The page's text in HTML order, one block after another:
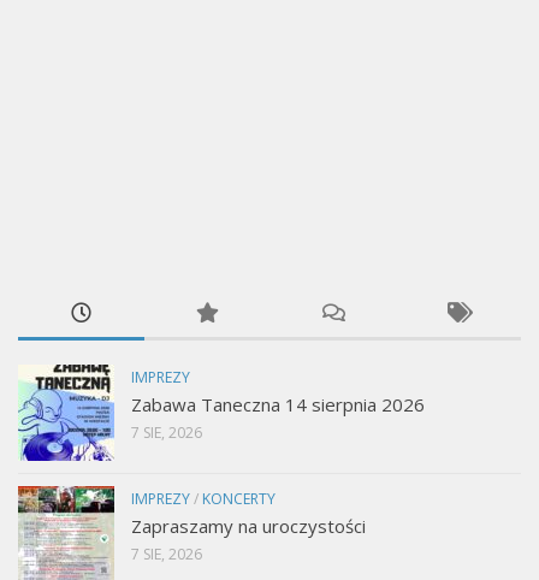
IMPREZY
Zabawa Taneczna 14 sierpnia 2026
7 SIE, 2026
IMPREZY/ KONCERTY
Zapraszamy na uroczystości
7 SIE, 2026